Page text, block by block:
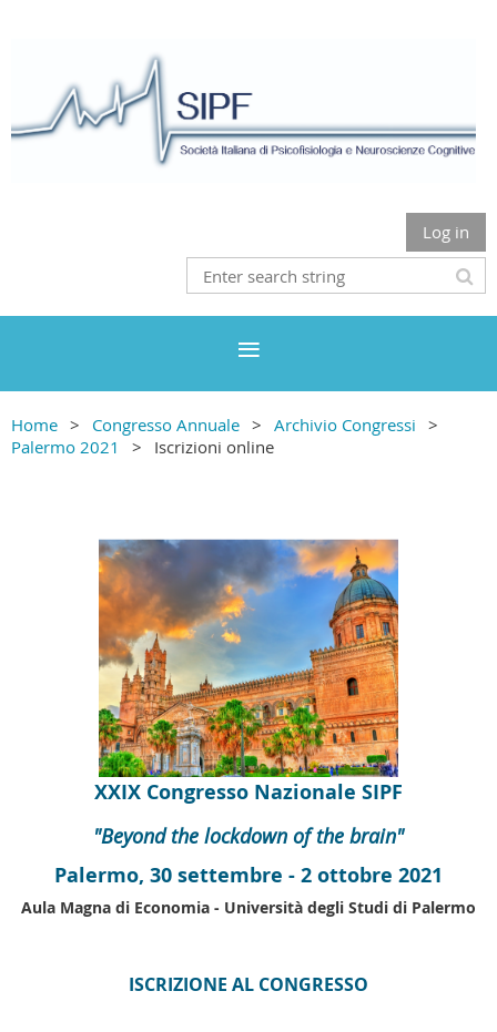
Log in
Home Congresso Annuale
Archivio Congressi
Palermo 2021
Iscrizioni online
XXIX Congresso Nazionale SIPF
"Beyond the lockdown of the brain"
Palermo, 30 settembre - 2 ottobre 2021
Aula Magna di Economia - Università degli Studi di Palermo
ISCRIZIONE AL CONGRESSO